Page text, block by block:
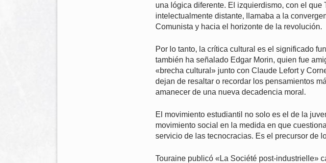
una lógica diferente. El izquierdismo, con el
intelectualmente distante, llamaba a la
Comunista y hacia el horizonte de la revolución.
Por lo tanto, la crítica cultural es el significado
también ha señalado Edgar Morin, quien fue
«brecha cultural» junto con Claude Lefort y
dejan de resaltar o recordar los pensamientos
amanecer de una nueva decadencia moral.
El movimiento estudiantil no solo es el de la
movimiento social en la medida en que
servicio de las tecnocracias. Es el precursor de
Touraine publicó «La Société post-industrielle»